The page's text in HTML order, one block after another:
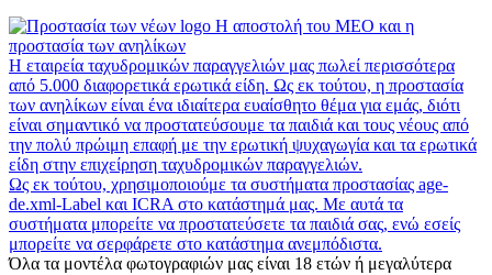
Η αποστολή του MEO και η
προστασία των ανηλίκων
Η εταιρεία ταχυδρομικών παραγγελιών μας πωλεί περισσότερα
από 5.000 διαφορετικά ερωτικά είδη. Ως εκ τούτου, η προστασία
των ανηλίκων είναι ένα ιδιαίτερα ευαίσθητο θέμα για εμάς, διότι
είναι σημαντικό να προστατεύσουμε τα παιδιά και τους νέους από
την πολύ πρώιμη επαφή με την ερωτική ψυχαγωγία και τα ερωτικά
είδη στην επιχείρηση ταχυδρομικών παραγγελιών.
Ως εκ τούτου, χρησιμοποιούμε τα συστήματα προστασίας age-
de.xml-Label και ICRA στο κατάστημά μας. Με αυτά τα
συστήματα μπορείτε να προστατεύσετε τα παιδιά σας, ενώ εσείς
μπορείτε να σερφάρετε στο κατάστημα ανεμπόδιστα.
Όλα τα μοντέλα φωτογραφιών μας είναι 18 ετών ή μεγαλύτερα